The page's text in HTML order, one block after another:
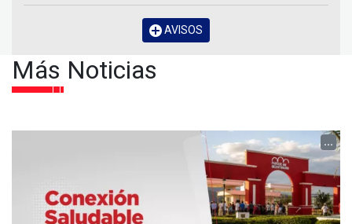
AVISOS
Más Noticias
...